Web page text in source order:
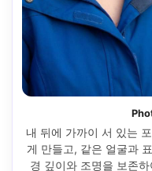
내 뒤에 가까이 서 있는
게 만들고, 같은 얼굴과
경 깊이와 조명을 보존